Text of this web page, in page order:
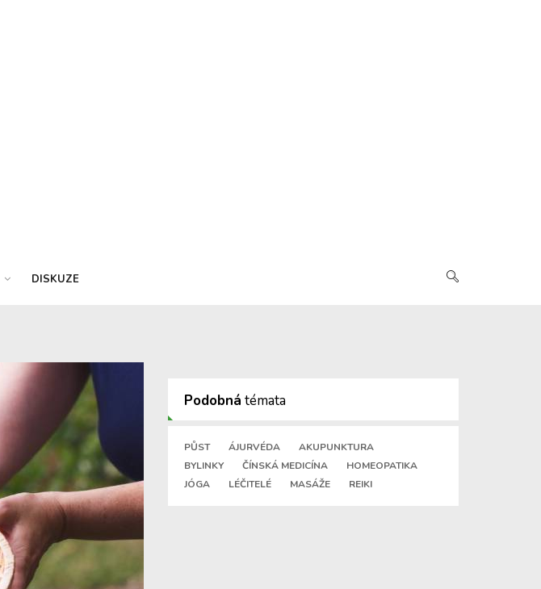
DISKUZE
Podobná témata
PŮST ÁJURVÉDA
AKUPUNKTURA
BYLINKY
ČÍNSKÁ MEDICÍNA
HOMEOPATIKA
JÓGA
LÉČITELÉ MASÁŽE REIKI